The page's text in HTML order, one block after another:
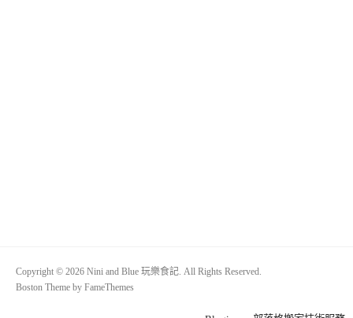
Copyright © 2026 Nini and Blue 玩樂食記. All Rights Reserved.
Boston Theme by FameThemes